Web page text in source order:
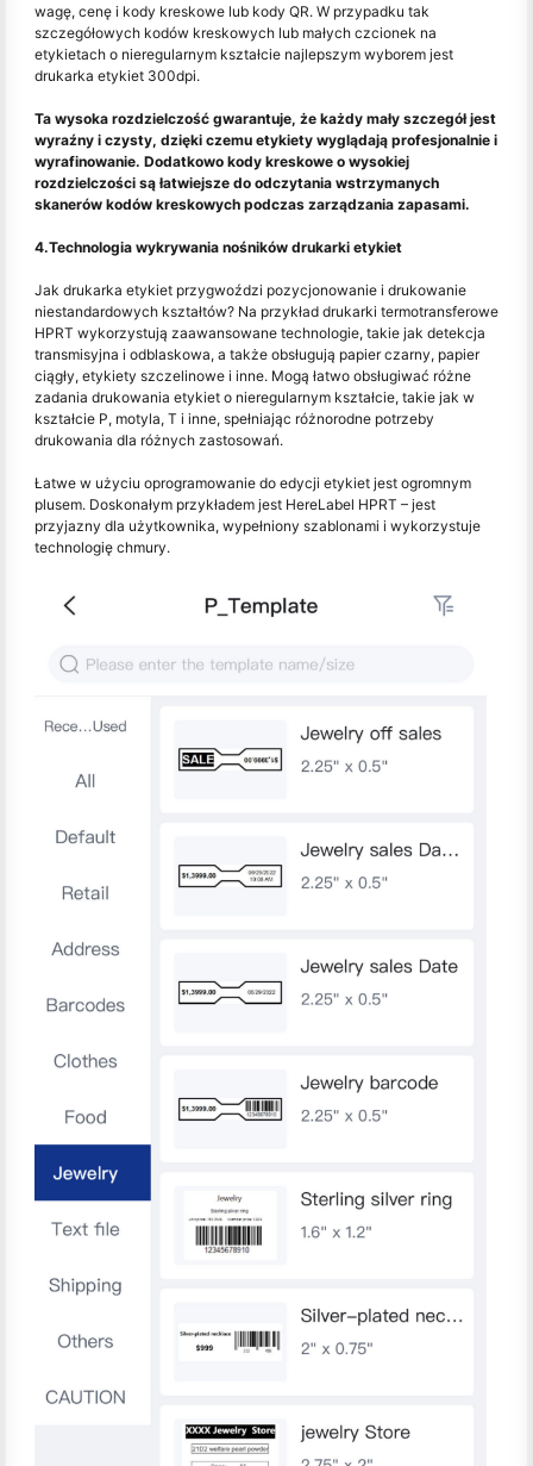
wagę, cenę i kody kreskowe lub kody QR. W przypadku tak
szczegółowych kodów kreskowych lub małych czcionek na
etykietach o nieregularnym kształcie najlepszym wyborem jest
drukarka etykiet 300dpi.
Ta wysoka rozdzielczość gwarantuje, że każdy mały szczegół jest
wyraźny i czysty, dzięki czemu etykiety wyglądają profesjonalnie i
wyrafinowanie. Dodatkowo kody kreskowe o wysokiej
rozdzielczości są łatwiejsze do odczytania wstrzymanych
skanerów kodów kreskowych podczas zarządzania zapasami.
4.Technologia wykrywania nośników drukarki etykiet
Jak drukarka etykiet przygwoździ pozycjonowanie i drukowanie
niestandardowych kształtów? Na przykład drukarki termotransferowe
HPRT wykorzystują zaawansowane technologie, takie jak detekcja
transmisyjna i odblaskowa, a także obsługują papier czarny, papier
ciągły, etykiety szczelinowe i inne. Mogą łatwo obsługiwać różne
zadania drukowania etykiet o nieregularnym kształcie, takie jak w
kształcie P, motyla, T i inne, spełniając różnorodne potrzeby
drukowania dla różnych zastosowań.
Łatwe w użyciu oprogramowanie do edycji etykiet jest ogromnym
plusem. Doskonałym przykładem jest HereLabel HPRT – jest
przyjazny dla użytkownika, wypełniony szablonami i wykorzystuje
technologię chmury.